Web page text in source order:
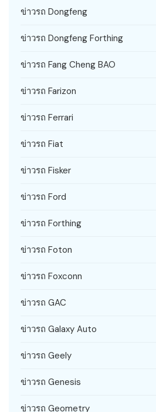
ข่าวรถ Dongfeng
ข่าวรถ Dongfeng Forthing
ข่าวรถ Fang Cheng BAO
ข่าวรถ Farizon
ข่าวรถ Ferrari
ข่าวรถ Fiat
ข่าวรถ Fisker
ข่าวรถ Ford
ข่าวรถ Forthing
ข่าวรถ Foton
ข่าวรถ Foxconn
ข่าวรถ GAC
ข่าวรถ Galaxy Auto
ข่าวรถ Geely
ข่าวรถ Genesis
ข่าวรถ Geometry